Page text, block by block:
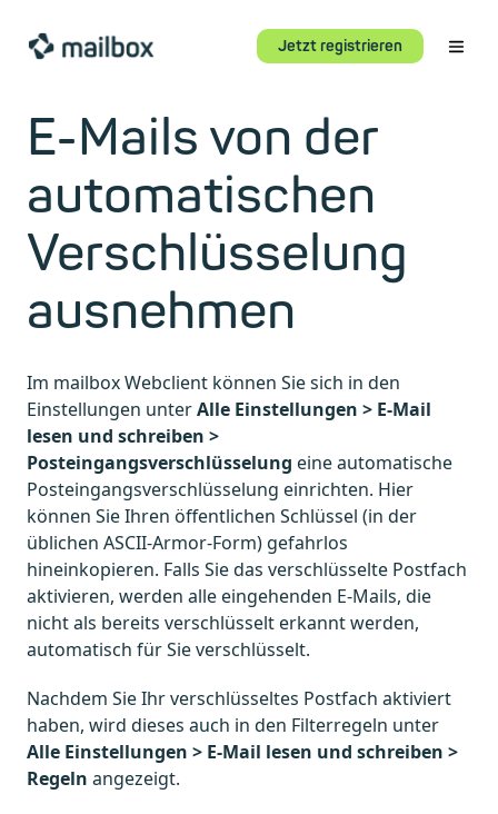
Jetzt registrieren
E-Mails von der
automatischen
Verschlüsselung
ausnehmen
Im mailbox Webclient können Sie sich in den
Einstellungen unterAlle Einstellungen > E-Mail
lesen und schreiben >
Posteingangsverschlüsselung eine automatische
Posteingangsverschlüsselung einrichten. Hier
können Sie Ihren öffentlichen Schlüssel (in der
üblichen ASCII-Armor-Form) gefahrlos
hineinkopieren. Falls Sie das verschlüsselte Postfach
aktivieren, werden alle eingehenden E-Mails, die
nicht als bereits verschlüsselt erkannt werden,
automatisch für Sie verschlüsselt.
Nachdem Sie Ihr verschlüsseltes Postfach aktiviert
haben, wird dieses auch in den Filterregeln unter
Alle Einstellungen > E-Mail lesen und schreiben >
Regeln angezeigt.